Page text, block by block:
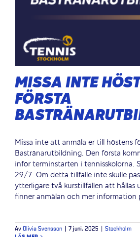
MISSA INTE
FÖRSTA
Missa inte att anmäla er till höstens
Bastränarutbildning. Den första
inför terminstarten i tennisskolorna.
29/7. Om detta tillfälle inte skulle
ytterligare två kurstillfällen att hållas
finner anmälan och mer information
Av Olivia Svensson 7 juni, 2025 Stockholm